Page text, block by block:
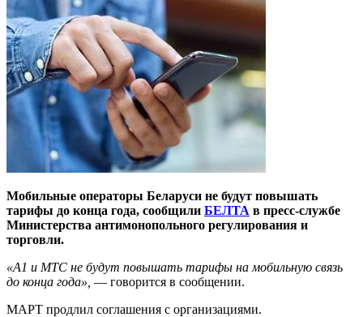
Мобильные операторы Беларуси не будут повышать
тарифы до конца года, сообщили БЕЛТА в пресс-службе
Министерства антимонопольного регулирования и
торговли.
«А1 и МТС не будут повышать тарифы на мобильную связь
до конца года», — говорится в сообщении.
МАРТ продлил соглашения с организациями.